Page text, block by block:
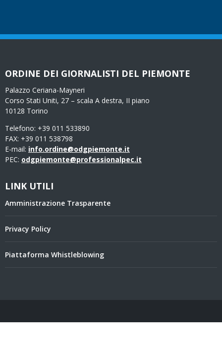
ORDINE DEI GIORNALISTI DEL PIEMONTE
Palazzo Ceriana-Mayneri
Corso Stati Uniti, 27 – scala A destra, II piano
10128 Torino
Telefono: +39 011 533890
FAX: +39 011 538798
E-mail: info.ordine@odgpiemonte.it
PEC: odgpiemonte@professionalpec.it
LINK UTILI
Amministrazione Trasparente
Privacy Policy
Piattaforma Whistleblowing